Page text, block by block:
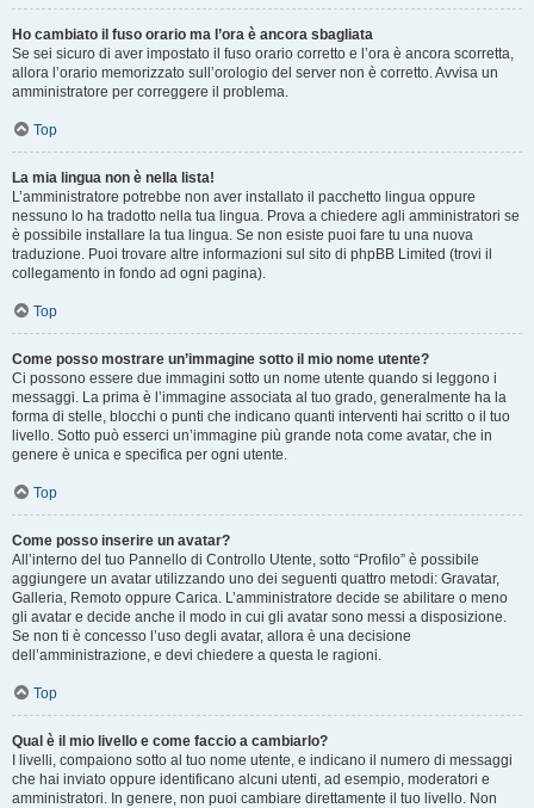
Ho cambiato il fuso orario ma l’ora è ancora sbagliata
Se sei sicuro di aver impostato il fuso orario corretto e l’ora è ancora scorretta,
allora l’orario memorizzato sull’orologio del server non è corretto. Avvisa un
amministratore per correggere il problema.
Top
La mia lingua non è nella lista!
L’amministratore potrebbe non aver installato il pacchetto lingua oppure
nessuno lo ha tradotto nella tua lingua. Prova a chiedere agli amministratori se
è possibile installare la tua lingua. Se non esiste puoi fare tu una nuova
traduzione. Puoi trovare altre informazioni sul sito di phpBB Limited (trovi il
collegamento in fondo ad ogni pagina).
Top
Come posso mostrare un’immagine sotto il mio nome utente?
Ci possono essere due immagini sotto un nome utente quando si leggono i
messaggi. La prima è l’immagine associata al tuo grado, generalmente ha la
forma di stelle, blocchi o punti che indicano quanti interventi hai scritto o il tuo
livello. Sotto può esserci un’immagine più grande nota come avatar, che in
genere è unica e specifica per ogni utente.
Top
Come posso inserire un avatar?
All’interno del tuo Pannello di Controllo Utente, sotto “Profilo” è possibile
aggiungere un avatar utilizzando uno dei seguenti quattro metodi: Gravatar,
Galleria, Remoto oppure Carica. L’amministratore decide se abilitare o meno
gli avatar e decide anche il modo in cui gli avatar sono messi a disposizione.
Se non ti è concesso l’uso degli avatar, allora è una decisione
dell’amministrazione, e devi chiedere a questa le ragioni.
Top
Qual è il mio livello e come faccio a cambiarlo?
I livelli, compaiono sotto al tuo nome utente, e indicano il numero di messaggi
che hai inviato oppure identificano alcuni utenti, ad esempio, moderatori e
amministratori. In genere, non puoi cambiare direttamente il tuo livello. Non